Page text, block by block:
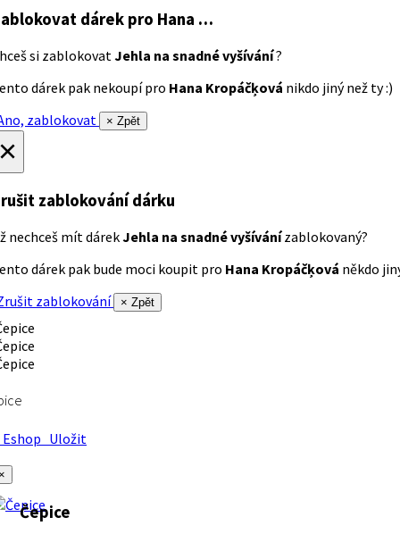
dárek pro Hana …
si zablokovatJehla na snadné vyšívání?
dárek pak nekoupí pro Hana Kropáčķová nikdo jiný než ty :)
zablokovat
× Zpět
zablokování dárku
nechceš mít dárekJehla na snadné vyšívánízablokovaný?
dárek pak bude moci koupit pro Hana Kropáčķová někdo
zablokování
× Zpět
Uložit
Čepice